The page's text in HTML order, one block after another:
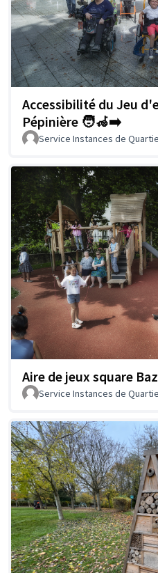
Accessibilité du Jeu
Pépinière 🧑‍🦽‍➡️
Service Instances de
Aire de jeux square
Service Instances de